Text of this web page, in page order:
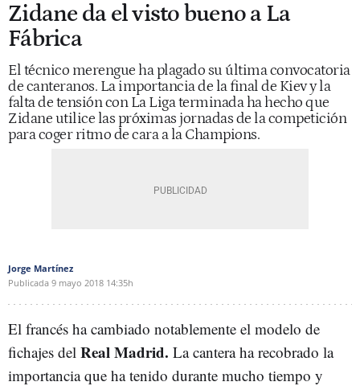
Zidane da el visto bueno a La
Fábrica
El técnico merengue ha plagado su última convocatoria
de canteranos. La importancia de la final de Kiev y la
falta de tensión con La Liga terminada ha hecho que
Zidane utilice las próximas jornadas de la competición
para coger ritmo de cara a la Champions.
Jorge Martínez
Publicada 9 mayo 2018 14:35h
El francés ha cambiado notablemente el modelo de
fichajes del Real Madrid. La cantera ha recobrado la
importancia que ha tenido durante mucho tiempo y